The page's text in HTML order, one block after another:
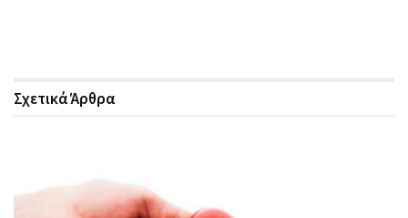
ΣχετικάΆρθρα